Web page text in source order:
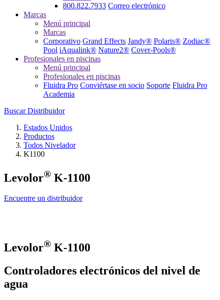
800.822.7933 Correo electrónico
Marcas
Menú principal
Marcas
Corporativo Grand Effects Jandy® Polaris® Zodiac®
Pool iAqualink® Nature2® Cover-Pools®
Profesionales en piscinas
Menú principal
Profesionales en piscinas
Fluidra Pro Conviértase en socio Soporte Fluidra Pro
Academia
Buscar Distribuidor
Estados Unidos
Productos
Todos Nivelador
K1100
Levolor® K-1100
Encuentre un distribuidor
Levolor® K-1100
Controladores electrónicos del nivel de
agua